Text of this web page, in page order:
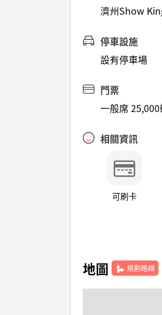
濟州Show
停車設施
設有停車場
門票
一般席
相關資訊
可刷卡
地圖 規劃路線